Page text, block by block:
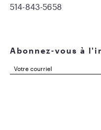
Abonnez-vous à
514-843-5658